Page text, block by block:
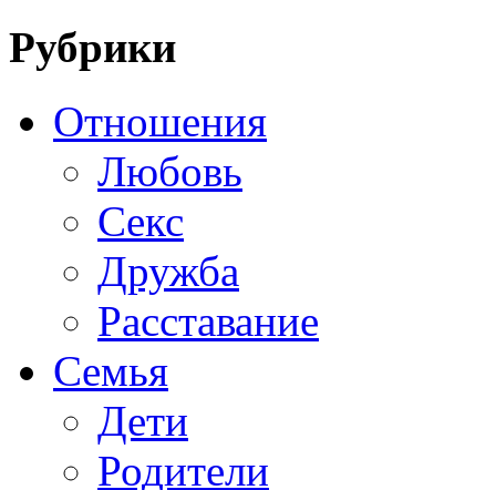
Рубрики
Отношения
Любовь
Секс
Дружба
Расставание
Семья
Дети
Родители